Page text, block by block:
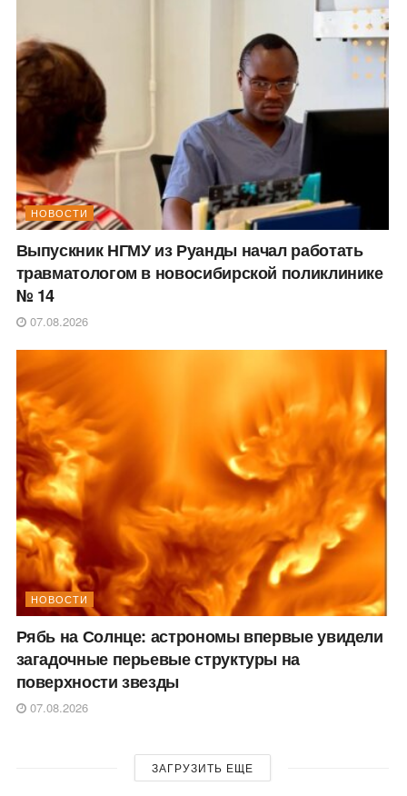
НОВОСТИ
Выпускник НГМУ из Руанды начал работать
травматологом в новосибирской поликлинике
№ 14
07.08.2026
НОВОСТИ
Рябь на Солнце: астрономы впервые увидели
загадочные перьевые структуры на
поверхности звезды
07.08.2026
ЗАГРУЗИТЬ ЕЩЕ